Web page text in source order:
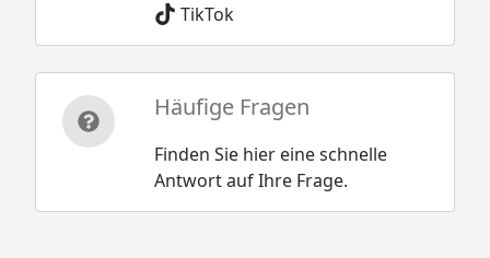
TikTok
Häufige Fragen
Finden Sie hier eine schnelle
Antwort auf Ihre Frage.